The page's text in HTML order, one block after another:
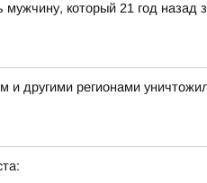
мужчину, который 21 год
и другими регионами